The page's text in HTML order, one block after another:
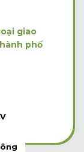
giao
phố